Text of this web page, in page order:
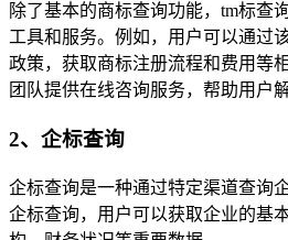
除了基本的商标查询功能，tm标查
工具和服务。例如，用户可以通过
政策，获取商标注册流程和费用等
团队提供在线咨询服务，帮助用户
2、企标查询
企标查询是一种通过特定渠道查询
企标查询，用户可以获取企业的基